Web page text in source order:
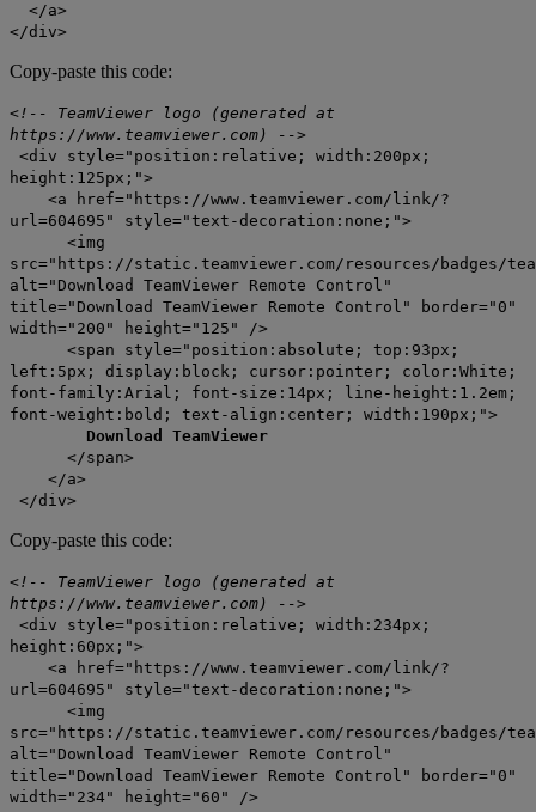
</a>
</div>
Copy-paste this code:
<!-- TeamViewer logo (generated at
https://www.teamviewer.com) -->
<div style="position:relative; width:200px;
height:125px;">
<a href="https://www.teamviewer.com/link/?
url=604695" style="text-decoration:none;">
<img
src="https://static.teamviewer.com/resources/badges/
alt="Download TeamViewer Remote Control"
title="Download TeamViewer Remote Control" border="0"
width="200" height="125" />
<span style="position:absolute; top:93px;
left:5px; display:block; cursor:pointer; color:White;
font-family:Arial; font-size:14px; line-height:1.2em;
font-weight:bold; text-align:center; width:190px;">
Download TeamViewer
</span>
</a>
</div>
Copy-paste this code:
<!-- TeamViewer logo (generated at
https://www.teamviewer.com) -->
<div style="position:relative; width:234px;
height:60px;">
<a href="https://www.teamviewer.com/link/?
url=604695" style="text-decoration:none;">
<img
src="https://static.teamviewer.com/resources/badges/
alt="Download TeamViewer Remote Control"
title="Download TeamViewer Remote Control" border="0"
width="234" height="60" />